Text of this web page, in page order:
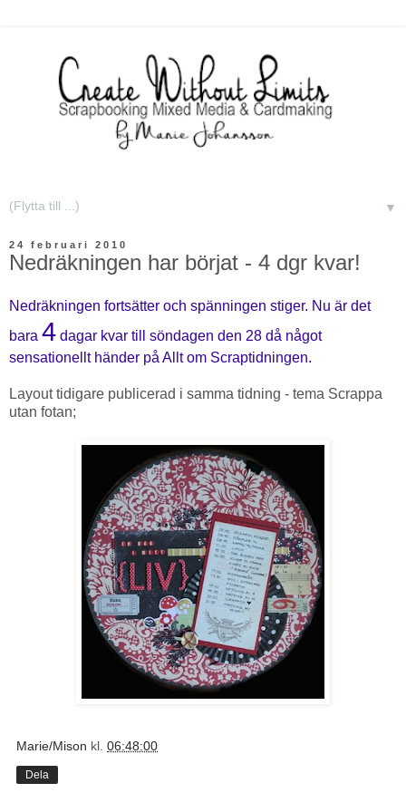
▼
24 februari 2010
Nedräkningen har börjat - 4 dgr kvar!
Nedräkningen fortsätter och spänningen stiger. Nu är det
bara 4 dagar kvar till söndagen den 28 då något
sensationellt händer på Allt om Scraptidningen.
Layout tidigare publicerad i samma tidning - tema Scrappa
utan fotan;
Marie/Mison kl. 06:48:00
Dela